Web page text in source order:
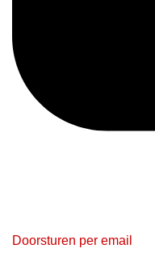
Doorsturen per email